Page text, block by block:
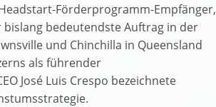
Förderprogramm-Empfänger,
bedeutendste Auftrag in der
und Chinchilla in Queensland
als führender
José Luis Crespo bezeichnete